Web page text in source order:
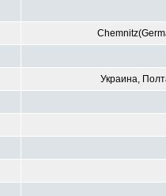
Украина,